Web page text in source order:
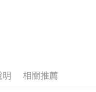
明 相關推薦